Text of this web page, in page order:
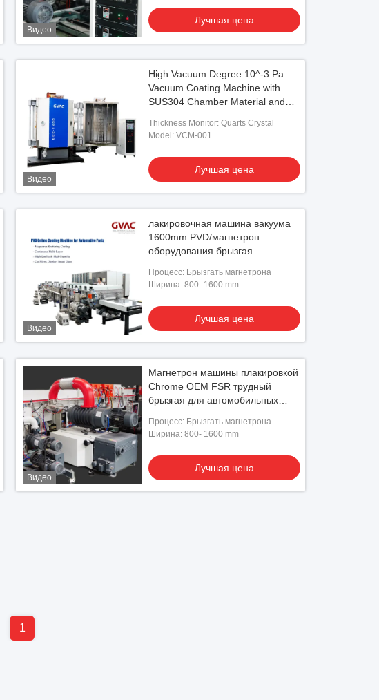
Видео
Лучшая цена
Видео
High Vacuum Degree 10^-3 Pa
Vacuum Coating Machine with
SUS304 Chamber Material and
Thickness Monitor: Quarts Crystal
Model: VCM-001
Лучшая цена
Видео
лакировочная машина вакуума
1600mm PVD/магнетрон
оборудования брызгая
Процесс: Брызгать магнетрона
Ширина: 800- 1600 mm
Лучшая цена
Видео
Магнетрон машины плакировкой
Chrome OEM FSR трудный
брызгая для автомобильных
Процесс: Брызгать магнетрона
Ширина: 800- 1600 mm
Лучшая цена
1